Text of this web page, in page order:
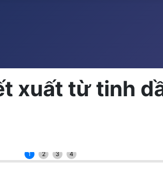
xuất từ tinh
1 2 3 4